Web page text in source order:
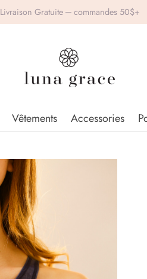
Livraison Gratuite ─ commandes 50$+
Vêtements Accessories